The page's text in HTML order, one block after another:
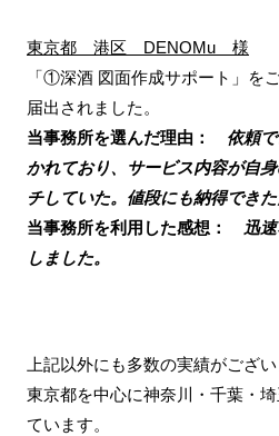
東京都 港区 DENOMu 様
「①深酒 図面作成サポート」を
届出されました。
当事務所を選んだ理由：
依頼で
かれており、サービス内容が自
チしていた。値段にも納得できた
当事務所を利用した感想：
迅速
しました。
上記以外にも多数の実績がござい
東京都を中心に神奈川・千葉・
ています。